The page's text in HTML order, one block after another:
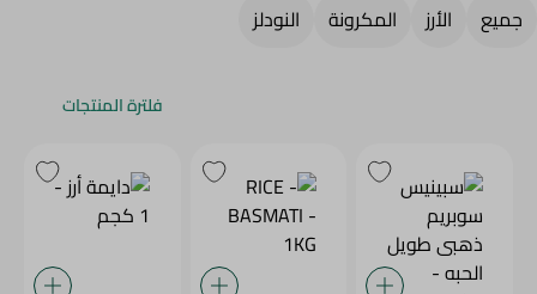
جميع
الأرز المكرونة النودلز
فلترة المنتجات